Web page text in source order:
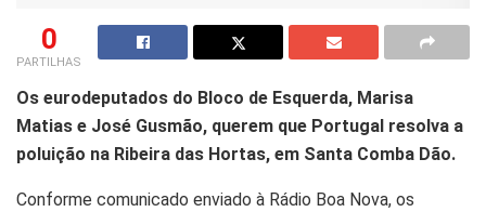
0
PARTILHAS
Os eurodeputados do Bloco de Esquerda, Marisa
Matias e José Gusmão, querem que Portugal resolva a
poluição na Ribeira das Hortas, em Santa Comba Dão.
Conforme comunicado enviado à Rádio Boa Nova, os